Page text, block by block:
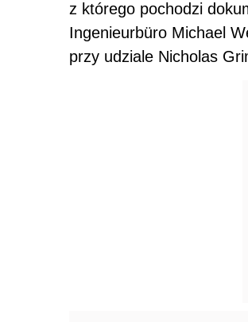
z którego pochodzi
Ingenieurbüro Michael
przy udziale Nicholas